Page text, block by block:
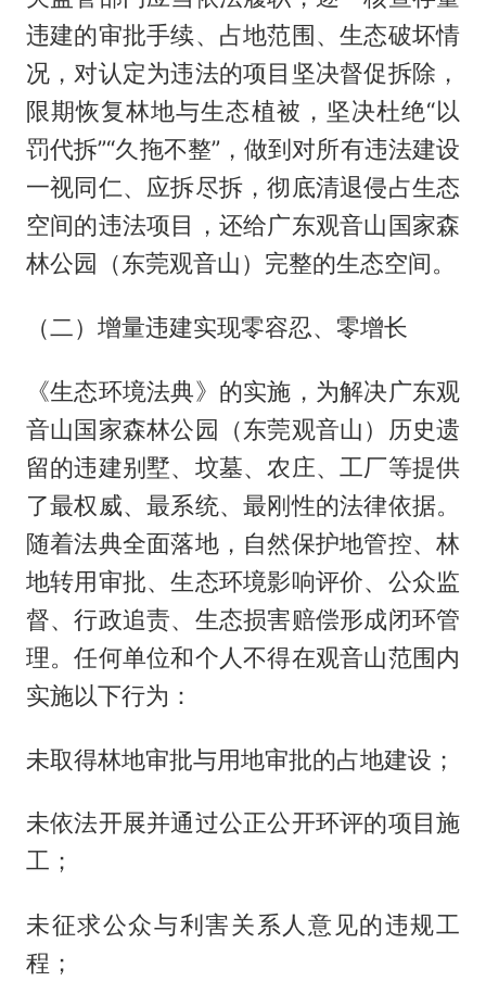
违建的审批手续、占地范围、生态破坏情
况，对认定为违法的项目坚决督促拆除，
限期恢复林地与生态植被，坚决杜绝“以
罚代拆”“久拖不整”，做到对所有违法建设
一视同仁、应拆尽拆，彻底清退侵占生态
空间的违法项目，还给广东观音山国家森
林公园（东莞观音山）完整的生态空间。
（二）增量违建实现零容忍、零增长
《生态环境法典》的实施，为解决广东观
音山国家森林公园（东莞观音山）历史遗
留的违建别墅、坟墓、农庄、工厂等提供
了最权威、最系统、最刚性的法律依据。
随着法典全面落地，自然保护地管控、林
地转用审批、生态环境影响评价、公众监
督、行政追责、生态损害赔偿形成闭环管
理。任何单位和个人不得在观音山范围内
实施以下行为：
未取得林地审批与用地审批的占地建设；
未依法开展并通过公正公开环评的项目施
工；
未征求公众与利害关系人意见的违规工
程；